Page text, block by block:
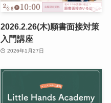
2026.2.26(木)願書面接対策
入門講座
2026年1月27日